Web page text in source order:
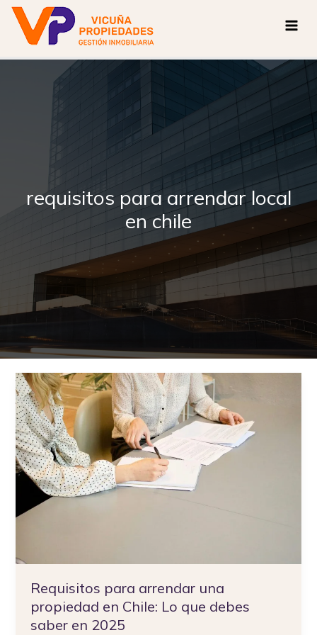
contenido
requisitos para arrendar local
en chile
Requisitos para arrendar una
propiedad en Chile: Lo que debes
saber en 2025
Requisitos
para
arrendar
una
propiedad
en
Chile:
Lo
que